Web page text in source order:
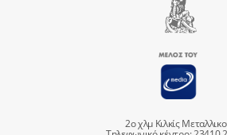
2ο χλμ Κιλκίς